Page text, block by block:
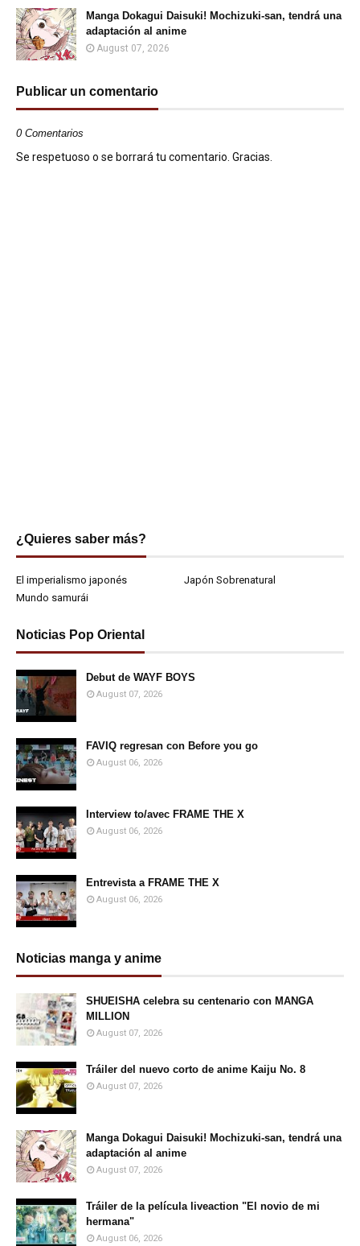
Manga Dokagui Daisuki! Mochizuki-san, tendrá una
adaptación al anime
August 07, 2026
Publicar un comentario
0 Comentarios
Se respetuoso o se borrará tu comentario. Gracias.
¿Quieres saber más?
El imperialismo japonés
Japón Sobrenatural
Mundo samurái
Noticias Pop Oriental
Debut de WAYF BOYS
August 07, 2026
FAVIQ regresan con Before you go
August 06, 2026
Interview to/avec FRAME THE X
August 06, 2026
Entrevista a FRAME THE X
August 06, 2026
Noticias manga y anime
SHUEISHA celebra su centenario con MANGA
MILLION
August 07, 2026
Tráiler del nuevo corto de anime Kaiju No. 8
August 07, 2026
Manga Dokagui Daisuki! Mochizuki-san, tendrá una
adaptación al anime
August 07, 2026
Tráiler de la película liveaction "El novio de mi
hermana"
August 06, 2026